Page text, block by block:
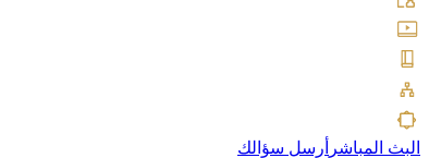
البث المباشر أرسل سؤالك